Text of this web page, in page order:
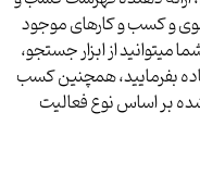
و کسب و کارهای موجود
میتوانید از ابزار جستجو،
بفرمایید، همچنین کسب
بر اساس نوع فعالیت